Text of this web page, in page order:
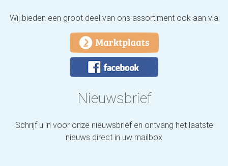
Wij bieden een groot deel van ons assortiment ook aan via
Nieuwsbrief
Schrijf u in voor onze nieuwsbrief en ontvang het laatste
nieuws direct in uw mailbox